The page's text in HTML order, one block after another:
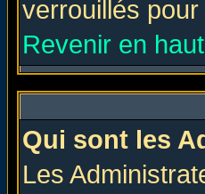
verrouillés
Revenir en haut
Qui sont les
Les